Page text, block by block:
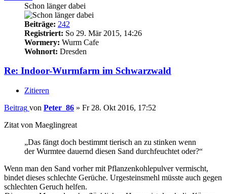
Schon länger dabei
Beiträge: 242
Registriert: So 29. Mär 2015, 14:26
Wormery: Wurm Cafe
Wohnort: Dresden
Re: Indoor-Wurmfarm im Schwarzwald
Zitieren
Beitrag von Peter_86 » Fr 28. Okt 2016, 17:52
Zitat von Maeglingreat
„Das fängt doch bestimmt tierisch an zu stinken wenn
der Wurmtee dauernd diesen Sand durchfeuchtet oder?“
Wenn man den Sand vorher mit Pflanzenkohlepulver vermischt,
bindet dieses schlechte Gerüche. Urgesteinsmehl müsste auch gegen
schlechten Geruch helfen.